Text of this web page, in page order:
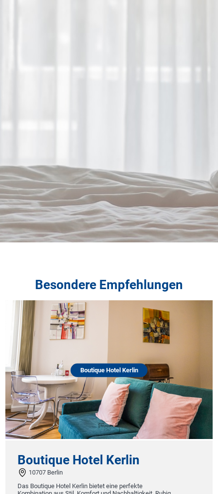
Besondere Empfehlungen
Boutique Hotel Kerlin
Boutique Hotel Kerlin
10707 Berlin
Das Boutique Hotel Kerlin bietet eine perfekte